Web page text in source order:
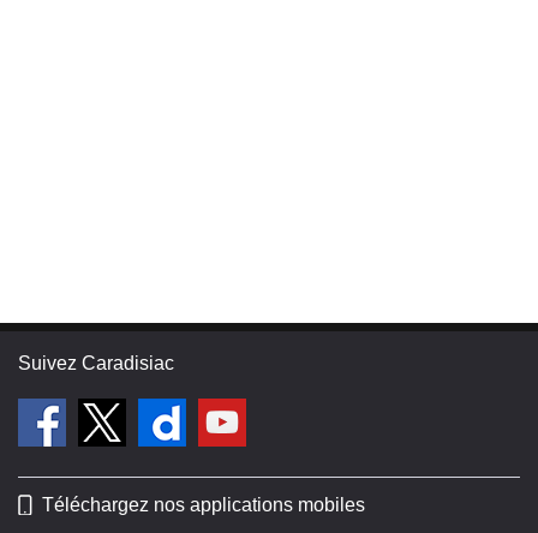
Suivez Caradisiac
Téléchargez nos applications mobiles